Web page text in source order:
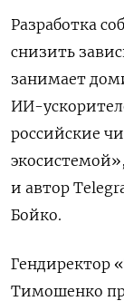
Разработка
снизить
занимает
ИИ-
российские
и автор
Бойко.
Гендиректор
Тимошенко